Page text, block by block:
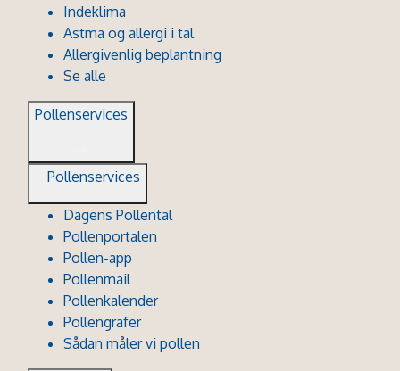
Indeklima
Astma og allergi i tal
Allergivenlig beplantning
Se alle
Pollenservices
Pollenservices
Dagens Pollental
Pollenportalen
Pollen-app
Pollenmail
Pollenkalender
Pollengrafer
Sådan måler vi pollen